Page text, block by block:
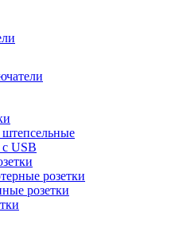
штепсельные
с USB
розетки
розетки